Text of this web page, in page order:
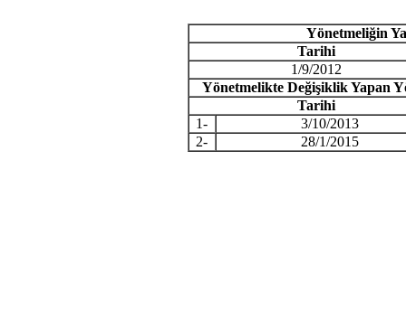
Yönetmeliğin
Tarihi
1/9/2012
Yönetmelikte Değişiklik Yapan
Tarihi
1-
3/10/2013
2-
28/1/2015